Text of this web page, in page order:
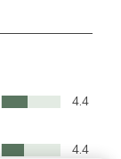
4.4
4.4